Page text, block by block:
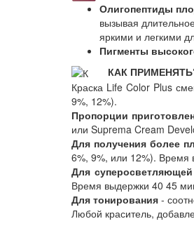
Олигопептиды
вызывая
яркими и легкими
Пигменты
КАК
Краска Life Color Plus
9%, 12%).
Пропорции
или Suprema Cream
Для получения более
6%, 9%, или 12%). Время
Для
Время выдержки 40 45
Для тонирования -
Любой краситель,